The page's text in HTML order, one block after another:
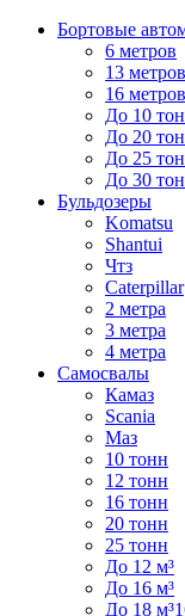
Бортовые
6 метров
13 метров
16 метров
До 10
До 20
До 25
До 30
Бульдозеры
Komatsu
Shantui
Чтз
Caterpillar
2 метра
3 метра
4 метра
Самосвалы
Камаз
Scania
Маз
10 тонн
12 тонн
16 тонн
20 тонн
25 тонн
До 12 м³
До 16 м³
До 18